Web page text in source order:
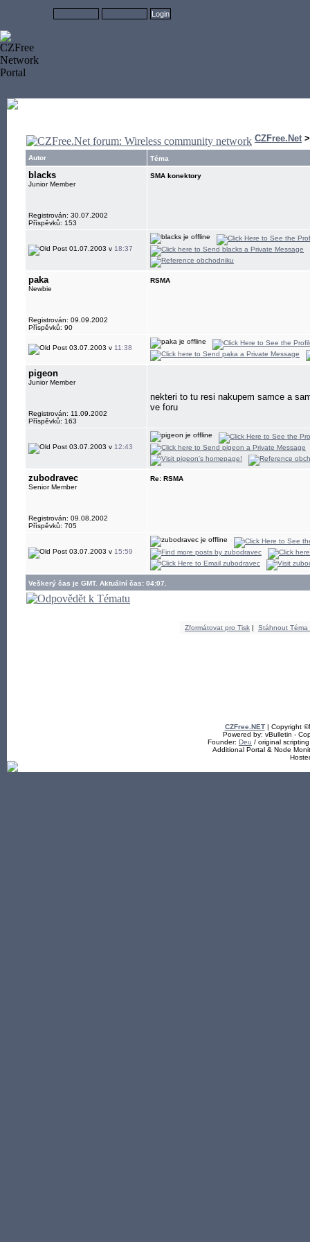
CZFree.Net
Autor Téma
blacks
Junior Member
Registrován: 30.07.2002
Příspěvků: 153
SMA konektory
01.07.2003 v 18:37
paka
Newbie
Registrován: 09.09.2002
Příspěvků: 90
RSMA
03.07.2003 v 11:38
pigeon
Junior Member
Registrován: 11.09.2002
Příspěvků: 163
nekteri to tu resi nakupem samce a
ve foru
03.07.2003 v 12:43
zubodravec
Senior Member
Registrován: 09.08.2002
Příspěvků: 705
Re: RSMA
03.07.2003 v 15:59
Veškerý čas je GMT. Aktuální čas: 04:07.
Zformátovat pro Tisk | Stáhnout Téma
CZFree.NET| Copyright
Powered by: vBulletin -
Founder: Deu / original
Additional Portal & Node